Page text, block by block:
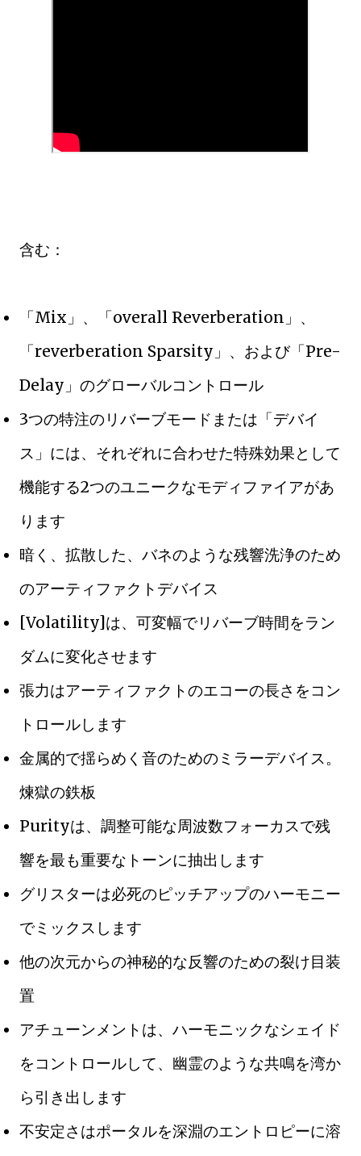
含む：
「Mix」、「overall Reverberation」、
「reverberation Sparsity」、および「Pre-
Delay」のグローバルコントロール
3つの特注のリバーブモードまたは「デバイ
ス」には、それぞれに合わせた特殊効果として
機能する2つのユニークなモディファイアがあ
ります
暗く、拡散した、バネのような残響洗浄のため
のアーティファクトデバイス
[Volatility]は、可変幅でリバーブ時間をラン
ダムに変化させます
張力はアーティファクトのエコーの長さをコン
トロールします
金属的で揺らめく音のためのミラーデバイス。
煉獄の鉄板
Purityは、調整可能な周波数フォーカスで残
響を最も重要なトーンに抽出します
グリスターは必死のピッチアップのハーモニー
でミックスします
他の次元からの神秘的な反響のための裂け目装
置
アチューンメントは、ハーモニックなシェイド
をコントロールして、幽霊のような共鳴を湾か
ら引き出します
不安定さはポータルを深淵のエントロピーに溶